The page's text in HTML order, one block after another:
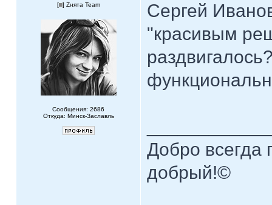
[ ] Zнята Team
Сообщения: 2686
Откуда: Минск-Заславль
Сергей
"красивым
Добро всегда
добрый!©